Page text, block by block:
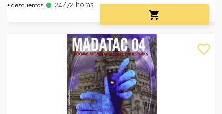
+ descuentos fiber_manual_record 24/72 horas

favorite_border